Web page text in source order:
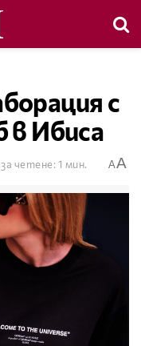
с
в Ибиса
четене: 1 мин. AA